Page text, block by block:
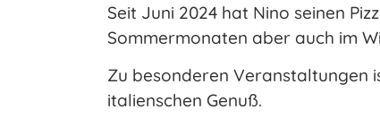
Seit Juni 2024 hat Nino seinen
Sommermonaten aber auch im
Zu besonderen Veranstaltungen
italienschen Genuß.